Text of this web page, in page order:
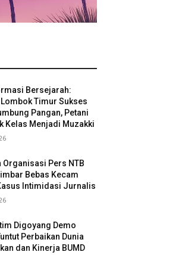
Bersejarah:
Timur Sukses
Pangan, Petani
Kelas Menjadi Muzakki
Organisasi Pers NTB
Bebas Kecam
Intimidasi Jurnalis
Digoyang Demo
Perbaikan Dunia
dan Kinerja BUMD